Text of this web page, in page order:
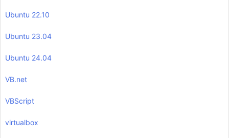
Ubuntu 22.10
Ubuntu 23.04
Ubuntu 24.04
VB.net
VBScript
virtualbox